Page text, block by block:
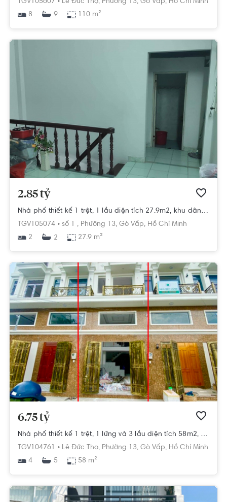
TGV105607 • Lê Đức Thọ, Phường 13, Gò Vấp, Hồ Chí Minh
8
9 110 m²
2.85 tỷ
Nhà phố thiết kế 1 trệt, 1 lầu diện tích 27.9m2, khu dân cư hiện hữu.
TGV105074 • số 1 , Phường 13, Gò Vấp, Hồ Chí Minh
2
2 27.9 m²
6.75 tỷ
Nhà phố thiết kế 1 trệt, 1 lửng và 3 lầu diện tích 58m2, cửa hướng Tây Bắc.
TGV104761 • Lê Đức Thọ, Phường 13, Gò Vấp, Hồ Chí Minh
4
5 58 m²